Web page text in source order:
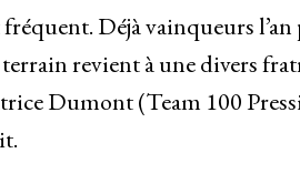
Déjà vainqueurs l’an
revient à une divers
Dumont (Team 100